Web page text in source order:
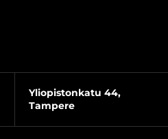
Yliopistonkatu 44,
Tampere